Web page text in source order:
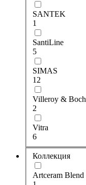
SANTEK
1
SantiLine
5
SIMAS
12
Villeroy & Boch
2
Vitra
6
Коллекция
Artceram Blend